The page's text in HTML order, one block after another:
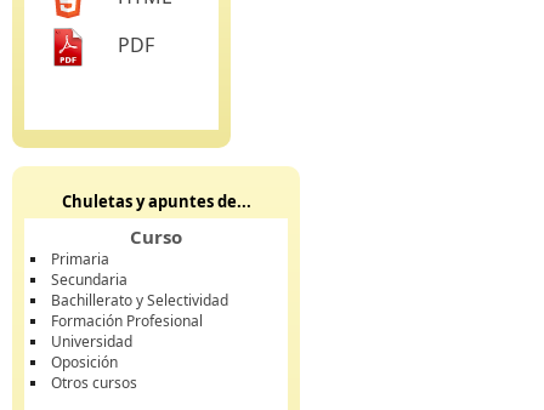
PDF
Chuletas y apuntes de...
Curso
Primaria
Secundaria
Bachillerato y Selectividad
Formación Profesional
Universidad
Oposición
Otros cursos